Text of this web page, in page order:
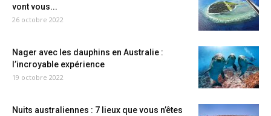
vont vous...
26 octobre 2022
Nager avec les dauphins en Australie :
l’incroyable expérience
19 octobre 2022
Nuits australiennes : 7 lieux que vous n’êtes